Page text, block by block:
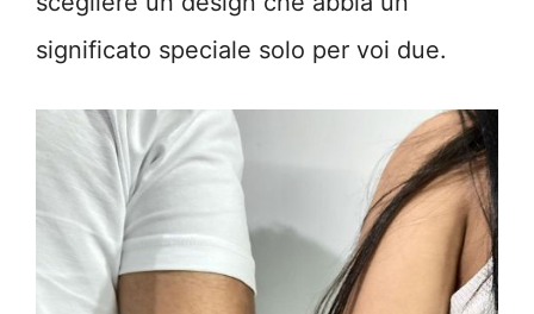
significato speciale solo per voi due.